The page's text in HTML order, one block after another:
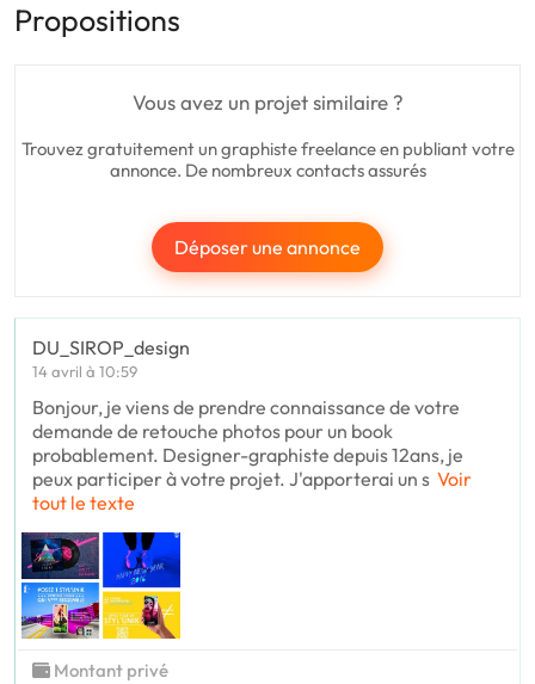
Propositions
Vous avez un projet similaire ?
Trouvez gratuitement un graphiste freelance en publiant votre
annonce. De nombreux contacts assurés
Déposer une annonce
DU_SIROP_design
14 avril à 10:59
Bonjour, je viens de prendre connaissance de votre
demande de retouche photos pour un book
probablement. Designer-graphiste depuis 12ans, je
peux participer à votre projet. J'apporterai un s Voir
tout le texte
Montant privé